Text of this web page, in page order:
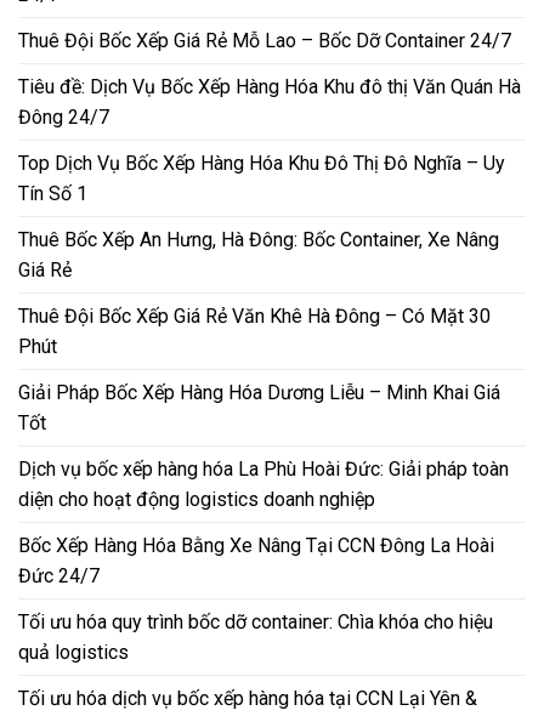
Thuê Đội Bốc Xếp Giá Rẻ Mỗ Lao – Bốc Dỡ Container 24/7
Tiêu đề: Dịch Vụ Bốc Xếp Hàng Hóa Khu đô thị Văn Quán Hà
Đông 24/7
Top Dịch Vụ Bốc Xếp Hàng Hóa Khu Đô Thị Đô Nghĩa – Uy
Tín Số 1
Thuê Bốc Xếp An Hưng, Hà Đông: Bốc Container, Xe Nâng
Giá Rẻ
Thuê Đội Bốc Xếp Giá Rẻ Văn Khê Hà Đông – Có Mặt 30
Phút
Giải Pháp Bốc Xếp Hàng Hóa Dương Liễu – Minh Khai Giá
Tốt
Dịch vụ bốc xếp hàng hóa La Phù Hoài Đức: Giải pháp toàn
diện cho hoạt động logistics doanh nghiệp
Bốc Xếp Hàng Hóa Bằng Xe Nâng Tại CCN Đông La Hoài
Đức 24/7
Tối ưu hóa quy trình bốc dỡ container: Chìa khóa cho hiệu
quả logistics
Tối ưu hóa dịch vụ bốc xếp hàng hóa tại CCN Lại Yên &